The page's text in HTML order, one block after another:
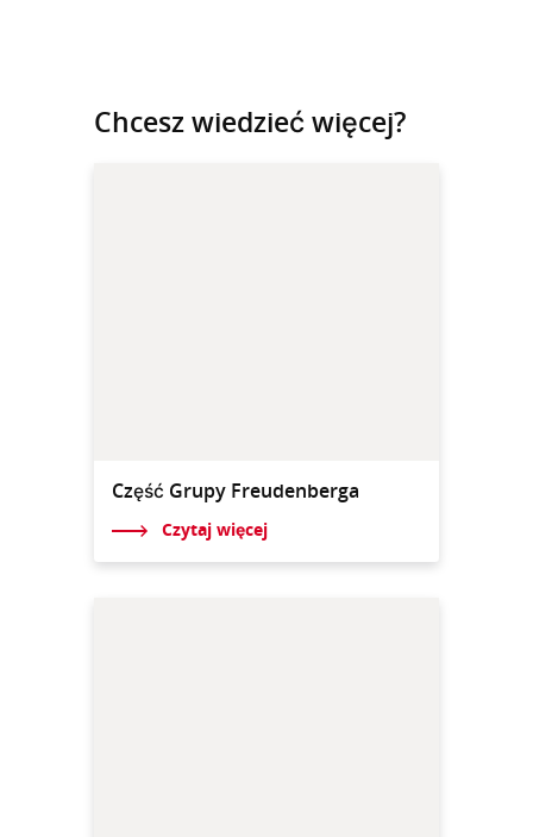
Chcesz wiedzieć więcej?
Część Grupy Freudenberga
Czytaj więcej